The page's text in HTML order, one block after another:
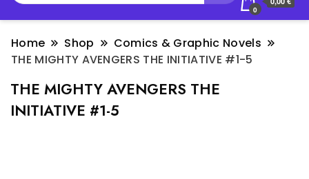
0
Home Shop
Comics & Graphic Novels
THE MIGHTY AVENGERS THE INITIATIVE #1-5
THE MIGHTY AVENGERS THE
INITIATIVE #1-5